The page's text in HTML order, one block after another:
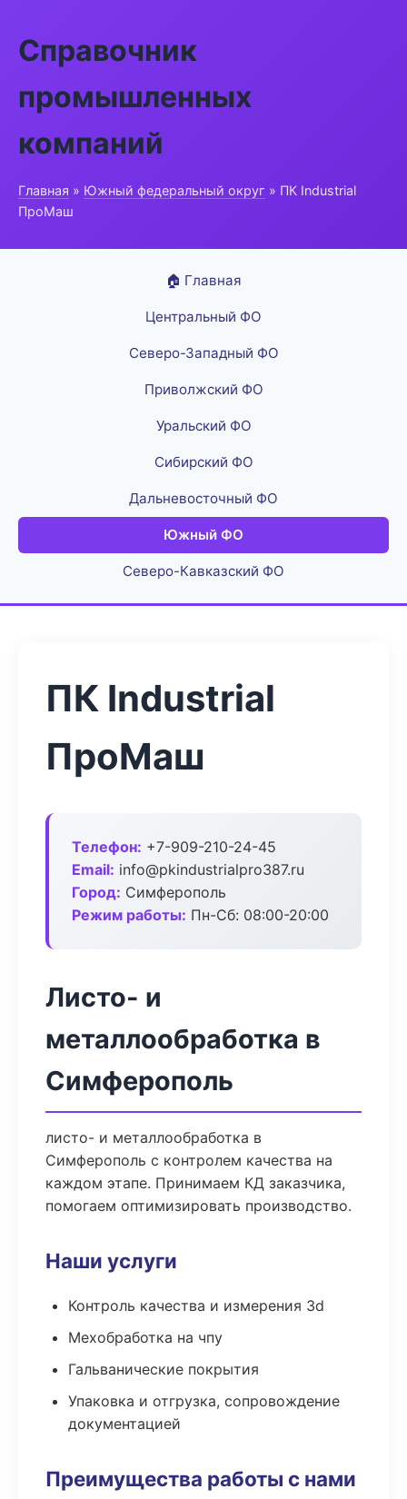
Справочник
промышленных
компаний
Главная » Южный федеральный округ » ПК Industrial
ПроМаш
🏠 Главная
Центральный ФО
Северо-Западный ФО
Приволжский ФО
Уральский ФО
Сибирский ФО
Дальневосточный ФО
Южный ФО
Северо-Кавказский ФО
ПК Industrial
ПроМаш
Телефон: +7-909-210-24-45
Email: info@pkindustrialpro387.ru
Город: Симферополь
Режим работы: Пн-Сб: 08:00-20:00
Листо- и
металлообработка в
Симферополь
листо- и металлообработка в
Симферополь с контролем качества на
каждом этапе. Принимаем КД заказчика,
помогаем оптимизировать производство.
Наши услуги
Контроль качества и измерения 3d
Мехобработка на чпу
Гальванические покрытия
Упаковка и отгрузка, сопровождение
документацией
Преимущества работы с нами